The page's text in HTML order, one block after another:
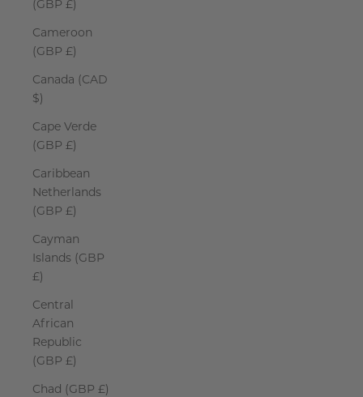
(GBP £)
Cameroon
(GBP £)
Canada (CAD
$)
Cape Verde
(GBP £)
Caribbean
Netherlands
(GBP £)
Cayman
Islands (GBP
£)
Central
African
Republic
(GBP £)
Chad (GBP £)